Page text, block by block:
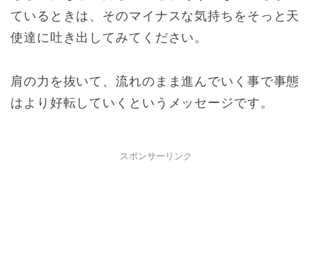
ているときは、そのマイナスな気持ちをそっと天
使達に吐き出してみてください。
肩の力を抜いて、流れのまま進んでいく事で事態
はより好転していくというメッセージです。
スポンサーリンク